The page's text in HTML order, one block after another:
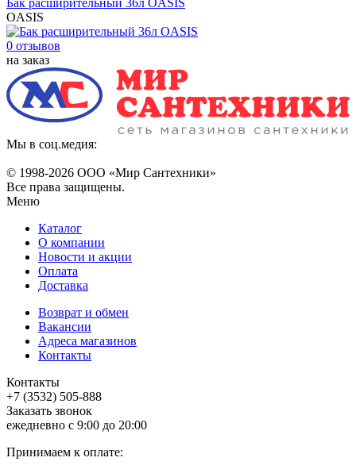
Бак расширительный 36л OASIS
OASIS
0 отзывов
на заказ
Мы в соц.медия:
© 1998-2026 ООО «Мир Сантехники»
Все права защищены.
Меню
Каталог
О компании
Новости и акции
Оплата
Доставка
Возврат и обмен
Вакансии
Адреса магазинов
Контакты
Контакты
+7 (3532) 505-888
Заказать звонок
ежедневно с 9:00 до 20:00
Принимаем к оплате: